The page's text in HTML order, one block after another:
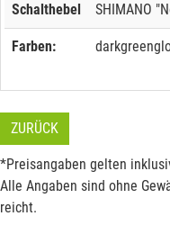
Schalthebel SHIMANO
Farben:
ZURÜCK
*Preisangaben gelten
Alle Angaben sind ohne
reicht.